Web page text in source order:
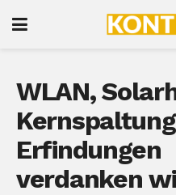
WLAN,
Erfindungen
verdanken